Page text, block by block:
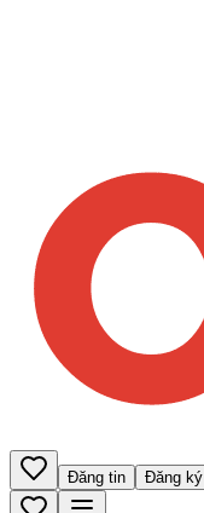
Đăng tin Đăng ký